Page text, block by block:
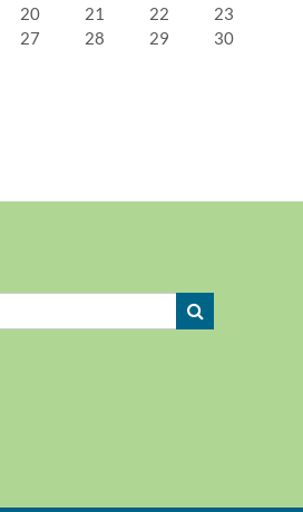
20 21 22
23
27 28 29
30